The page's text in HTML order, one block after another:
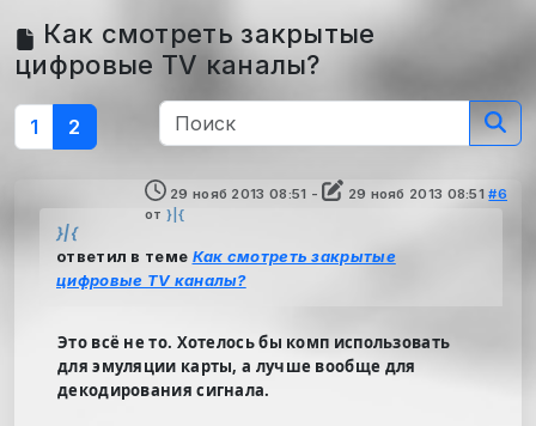
Как смотреть закрытые
цифровые TV каналы?
1 2
29 нояб 2013 08:51 - 29 нояб 2013 08:51 #6
от }|{
}|{
ответил в теме Как смотреть закрытые
цифровые TV каналы?
Это всё не то. Хотелось бы комп использовать
для эмуляции карты, а лучше вообще для
декодирования сигнала.